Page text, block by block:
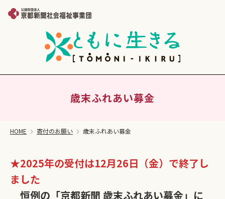
歳末ふれあい募金
HOME 寄付のお願い 歳末ふれあい募金
★2025年の受付は12月26日（金）で終了し
ました
恒例の「京都新聞 歳末ふれあい募金」に